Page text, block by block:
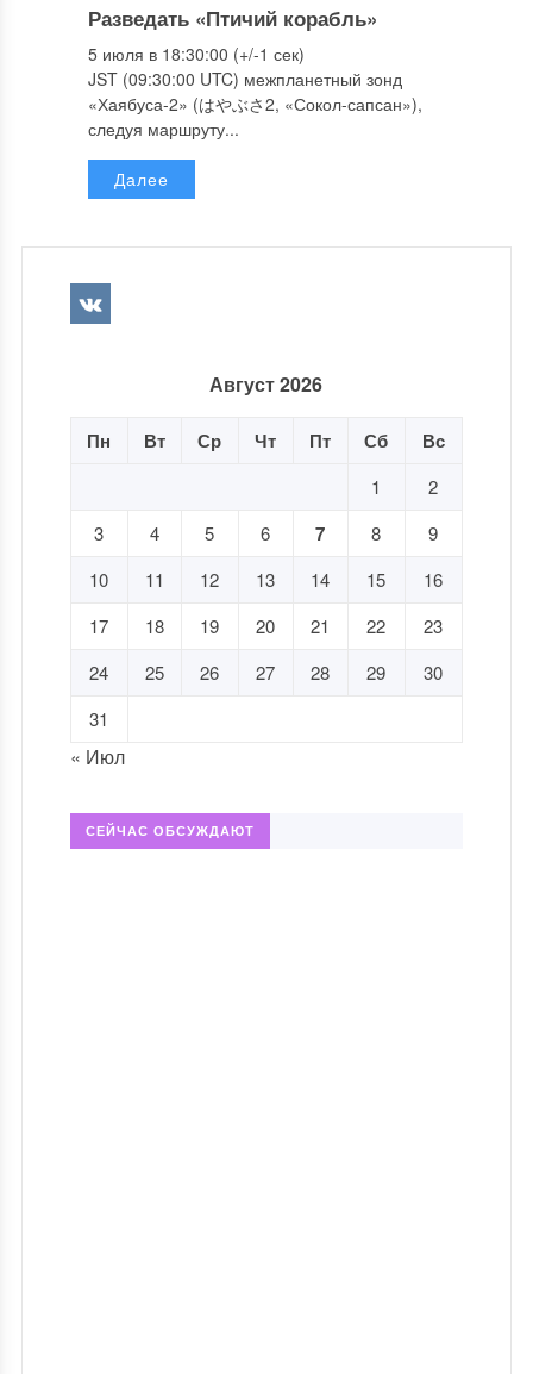
Разведать «Птичий корабль»
5 июля в 18:30:00 (+/-1 сек)
JST (09:30:00 UTC) межпланетный зонд
«Хаябуса-2» (はやぶさ2, «Сокол-сапсан»),
следуя маршруту...
Далее
Август 2026
Пн Вт Ср Чт Пт Сб Вс
1
2
3
4 5 6 7 8
9
10
11 12 13 14 15
16
17
18 19 20 21 22
23
24
25 26 27 28 29
30
31
« Июл
СЕЙЧАС ОБСУЖДАЮТ